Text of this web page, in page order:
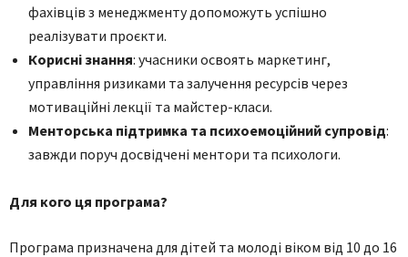
фахівців з менеджменту допоможуть успішно
реалізувати проєкти.
Корисні знання: учасники освоять маркетинг,
управління ризиками та залучення ресурсів через
мотиваційні лекції та майстер-класи.
Менторська підтримка та психоемоційний супровід:
завжди поруч досвідчені ментори та психологи.
Для кого ця програма?
Програма призначена для дітей та молоді віком від 10 до 16